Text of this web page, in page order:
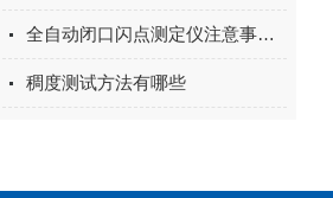
全自动闭口闪点测定仪注意事项与故障排除和解决方法
稠度测试方法有哪些